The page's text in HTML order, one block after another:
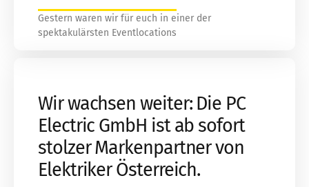
Gestern waren wir für euch in einer der
spektakulärsten Eventlocations
Wir wachsen weiter: Die PC
Electric GmbH ist ab sofort
stolzer Markenpartner von
Elektriker Österreich.